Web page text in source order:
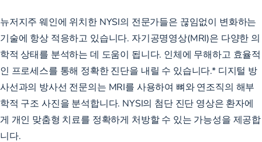
뉴저지주 웨인에 위치한 NYSI의 전문가들은 끊임없이 변화하는
기술에 항상 적응하고 있습니다. 자기공명영상(MRI)은 다양한 의
학적 상태를 분석하는 데 도움이 됩니다. 인체에 무해하고 효율적
인 프로세스를 통해 정확한 진단을 내릴 수 있습니다.* 디지털 방
사선과의 방사선 전문의는 MRI를 사용하여 뼈와 연조직의 해부
학적 구조 사진을 분석합니다. NYSI의 첨단 진단 영상은 환자에
게 개인 맞춤형 치료를 정확하게 처방할 수 있는 가능성을 제공합
니다.